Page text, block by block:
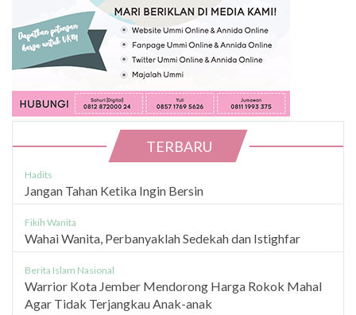
TERBARU
Hadits
Jangan Tahan Ketika Ingin Bersin
Fikih Wanita
Wahai Wanita, Perbanyaklah Sedekah dan Istighfar
Berita Islam Nasional
Warrior Kota Jember Mendorong Harga Rokok Mahal
Agar Tidak Terjangkau Anak-anak